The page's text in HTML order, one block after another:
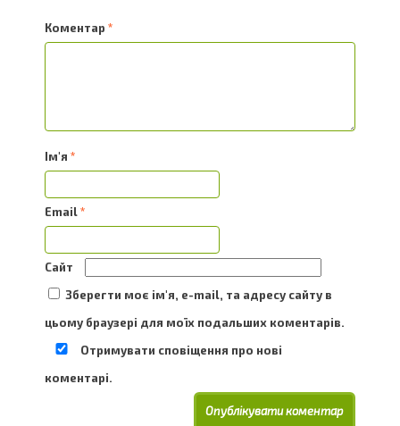
Коментар *
Ім'я *
Email*
Сайт
Зберегти моє ім'я, e-mail, та адресу сайту в
цьому браузері для моїх подальших коментарів.
Отримувати сповіщення про нові
коментарі.